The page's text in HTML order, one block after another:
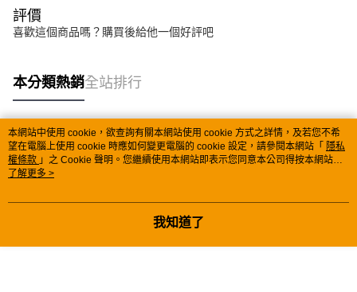
評價
喜歡這個商品嗎？購買後給他一個好評吧
本分類熱銷全站排行
熱門標籤
本網站中使用 cookie，欲查詢有關本網站使用 cookie 方式之詳情，及若您不希
望在電腦上使用 cookie 時應如何變更電腦的 cookie 設定，請參閱本網站「 隱私
權條款 」之 Cookie 聲明。您繼續使用本網站即表示您同意本公司得按本網站使
用條款之 Cookie 聲明使用 cookie。
了解更多 >
我知道了